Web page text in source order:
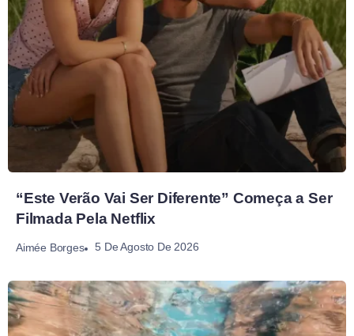
“Este Verão Vai Ser Diferente” Começa a Ser
Filmada Pela Netflix
Aimée Borges 5 De Agosto De 2026